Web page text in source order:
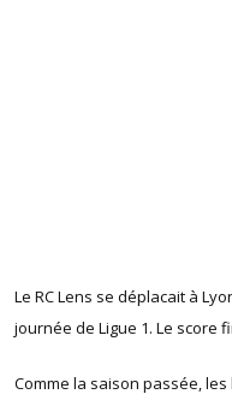
Le RC Lens se déplacait à
journée de Ligue 1. Le score
Comme la saison passée,